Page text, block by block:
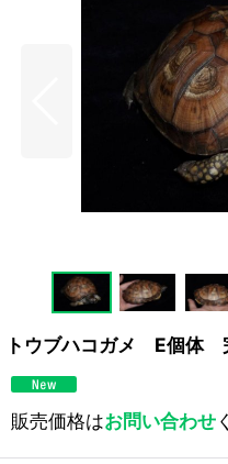
トウブハコガメ E個体
販売価格はお問い合わせ